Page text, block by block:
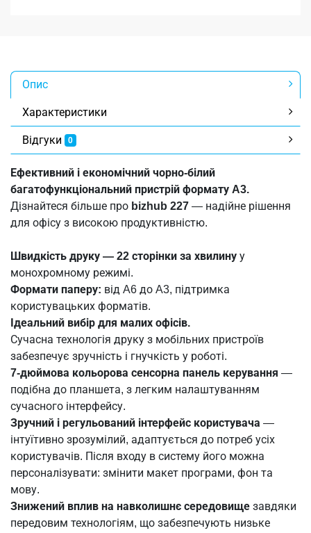
Опис
Характеристики
Відгуки 0
Ефективний і економічний чорно-білий
багатофункціональний пристрій формату A3.
Дізнайтеся більше про bizhub 227 — надійне рішення
для офісу з високою продуктивністю.
Швидкість друку — 22 сторінки за хвилину у
монохромному режимі.
Формати паперу: від A6 до A3, підтримка
користувацьких форматів.
Ідеальний вибір для малих офісів.
Сучасна технологія друку з мобільних пристроїв
забезпечує зручність і гнучкість у роботі.
7-дюймова кольорова сенсорна панель керування —
подібна до планшета, з легким налаштуванням
сучасного інтерфейсу.
Зручний і регульований інтерфейс користувача —
інтуїтивно зрозумілий, адаптується до потреб усіх
користувачів. Після входу в систему його можна
персоналізувати: змінити макет програми, фон та
мову.
Знижений вплив на навколишнє середовище завдяки
передовим технологіям, що забезпечують низьке